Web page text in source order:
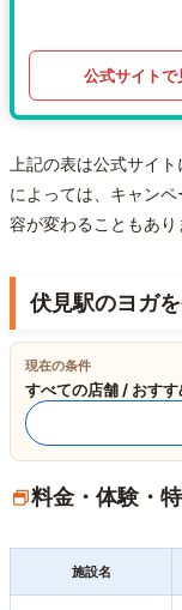
公式サイトで
上記の表は公式サイ
によっては、キャン
容が変わることもあり
伏見駅のヨガ
現在の条件
すべての店舗 / おすす
料金・体験・
施設名